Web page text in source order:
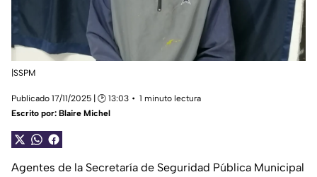
|SSPM
Publicado 17/11/2025 | 🕑 13:03
1 minuto lectura
Escrito por: Blaire Michel
Agentes de la Secretaría de Seguridad Pública Municipal